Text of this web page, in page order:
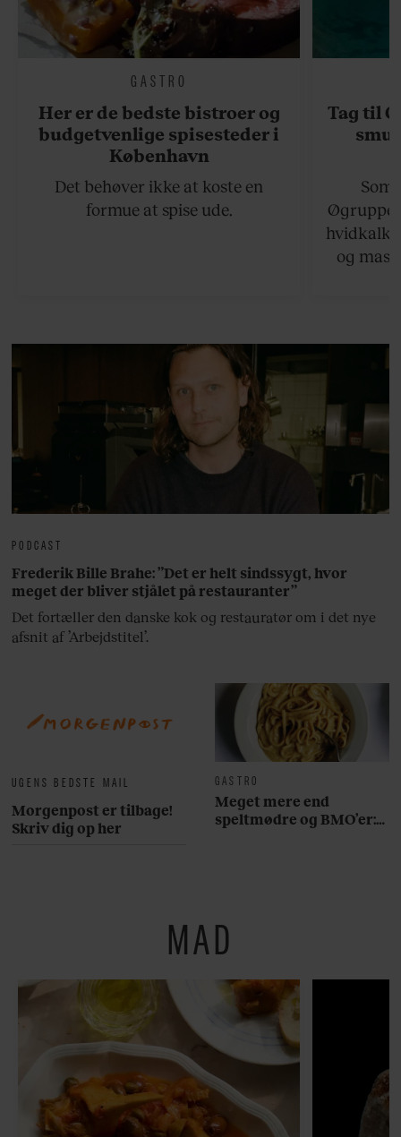
GASTRO
Her er de bedste bistroer og
budgetvenlige spisesteder i
København
Det behøver ikke at koste en
formue at spise ude.
Tag til
og
UGENS BEDSTE MAIL
Morgenpost er tilbage!
Skriv dig op her
GASTRO
Meget mere end
speltmødre og BMO’er:
PODCAST
Frederik Bille Brahe: ”Det er helt sindssygt, hvor
meget der bliver stjålet på restauranter”
Det fortæller den danske kok og restauratør om i det nye
afsnit af ’Arbejdstitel’.
MAD